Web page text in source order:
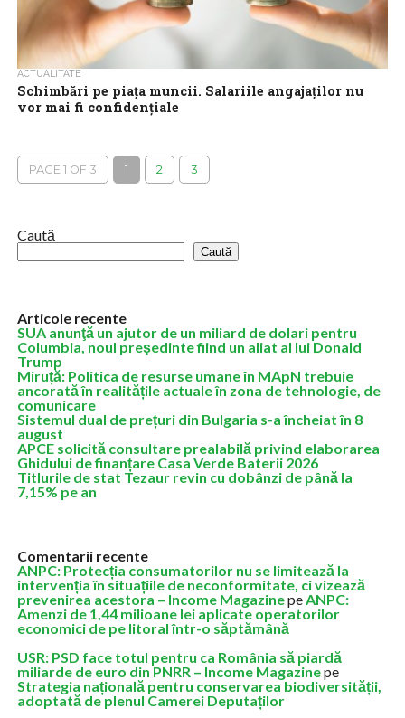
ACTUALITATE
Schimbări pe piața muncii. Salariile angajaților nu
vor mai fi confidențiale
deoarece au...
PAGE 1 OF 3 1 2 3
Caută
Caută
Articole recente
SUA anunţă un ajutor de un miliard de dolari pentru
Columbia, noul preşedinte fiind un aliat al lui Donald
Trump
Miruță: Politica de resurse umane în MApN trebuie
ancorată în realitățile actuale în zona de tehnologie, de
comunicare
Sistemul dual de prețuri din Bulgaria s-a încheiat în 8
august
APCE solicită consultare prealabilă privind elaborarea
Ghidului de finanțare Casa Verde Baterii 2026
Titlurile de stat Tezaur revin cu dobânzi de până la
7,15% pe an
Comentarii recente
ANPC: Protecția consumatorilor nu se limitează la
intervenția în situațiile de neconformitate, ci vizează
prevenirea acestora – Income MagazinepeANPC:
Amenzi de 1,44 milioane lei aplicate operatorilor
economici de pe litoral într-o săptămână
USR: PSD face totul pentru ca România să piardă
miliarde de euro din PNRR – Income Magazinepe
Strategia națională pentru conservarea biodiversității,
adoptată de plenul Camerei Deputaților